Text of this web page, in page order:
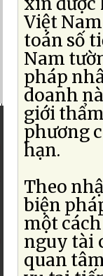
Việt
toán số
Nam
pháp
doanh
giới
phương
hạn.
Theo
biện
một
nguy tài
quan